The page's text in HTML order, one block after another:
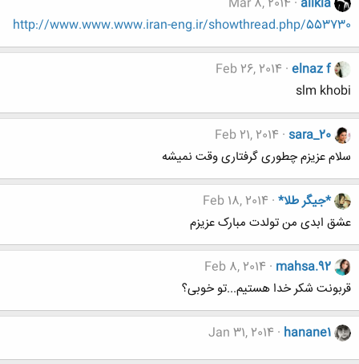
http://www.www.www.iran-eng.ir/showthread.php/553730
elnaz f
Feb 26, 2014
slm khobi
sara_20
Feb 21, 2014
سلام عزیزم چطوری گرفتاری وقت نمیشه
*جیگر طلا* Feb 18, 2014
عشق ابدی من تولدت مبارک عزیزم
mahsa.92
Feb 8, 2014
قربونت شکر خدا هستیم...تو خوبی؟
hanane1
Jan 31, 2014